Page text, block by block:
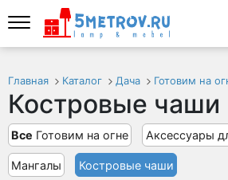
Главная Каталог Дача Готовим на
Костровые чаши
Все Готовим на огне Аксессуары
Мангалы Костровые чаши